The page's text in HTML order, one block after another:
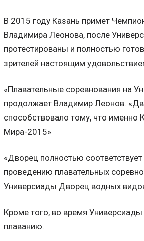
В 2015 году Казань примет
Владимира Леонова, после
протестированы и полностью
зрителей настоящим
«Плавательные соревнования на
продолжает Владимир Леонов.
способствовало тому, что именно
Мира-2015»
«Дворец полностью
проведению плавательных
Универсиады Дворец водных
Кроме того, во время
плаванию.